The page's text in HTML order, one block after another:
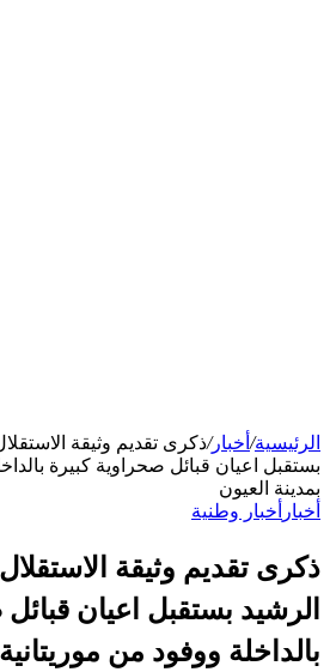
الرئيسية/ أخبار/ذكرى تقديم وثيقة
بستقبل اعيان قبائل صحراوية كبيرة
بمدينة العيون
أخبار أخبار وطنية
ذكرى تقديم وثيقة
الرشيد بستقبل اعيان
بالداخلة ووفود من